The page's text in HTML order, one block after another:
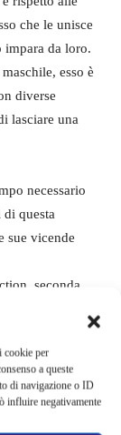
cookie per
a queste
di navigazione o ID
influire negativamente
che le unisce
impara da loro.
esso è
diverse
lasciare una
necessario
questa
sue vicende
seconda
formato nel
documentaristico
registico e un